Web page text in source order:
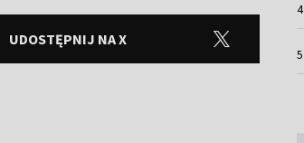
UDOSTĘPNIJ NA X
4
5